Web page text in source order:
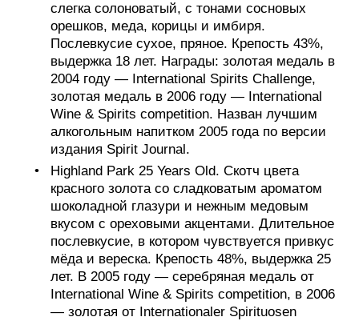
слегка солоноватый, с тонами сосновых
орешков, меда, корицы и имбиря.
Послевкусие сухое, пряное. Крепость 43%,
выдержка 18 лет. Награды: золотая медаль в
2004 году — International Spirits Challenge,
золотая медаль в 2006 году — International
Wine & Spirits competition. Назван лучшим
алкогольным напитком 2005 года по версии
издания Spirit Journal.
Highland Park 25 Years Old. Скотч цвета
красного золота со сладковатым ароматом
шоколадной глазури и нежным медовым
вкусом с ореховыми акцентами. Длительное
послевкусие, в котором чувствуется привкус
мёда и вереска. Крепость 48%, выдержка 25
лет. В 2005 году — серебряная медаль от
International Wine & Spirits competition, в 2006
— золотая от Internationaler Spirituosen